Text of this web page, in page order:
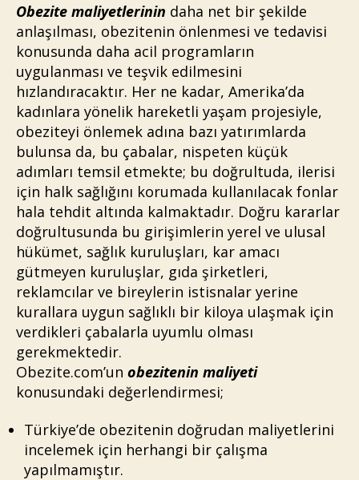
Obezite maliyetlerinin daha net bir şekilde
anlaşılması, obezitenin önlenmesi ve tedavisi
konusunda daha acil programların
uygulanması ve teşvik edilmesini
hızlandıracaktır. Her ne kadar, Amerika’da
kadınlara yönelik hareketli yaşam projesiyle,
obeziteyi önlemek adına bazı yatırımlarda
bulunsa da, bu çabalar, nispeten küçük
adımları temsil etmekte; bu doğrultuda, ilerisi
için halk sağlığını korumada kullanılacak fonlar
hala tehdit altında kalmaktadır. Doğru kararlar
doğrultusunda bu girişimlerin yerel ve ulusal
hükümet, sağlık kuruluşları, kar amacı
gütmeyen kuruluşlar, gıda şirketleri,
reklamcılar ve bireylerin istisnalar yerine
kurallara uygun sağlıklı bir kiloya ulaşmak için
verdikleri çabalarla uyumlu olması
gerekmektedir.
Obezite.com’un obezitenin maliyeti
konusundaki değerlendirmesi;
Türkiye’de obezitenin doğrudan maliyetlerini
incelemek için herhangi bir çalışma
yapılmamıştır.